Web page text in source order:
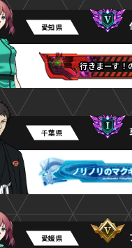
愛知県
行きまーす！
行きまーす！
行きまーす！
千葉県
ノリノリのマク
ノリノリのマク
愛媛県